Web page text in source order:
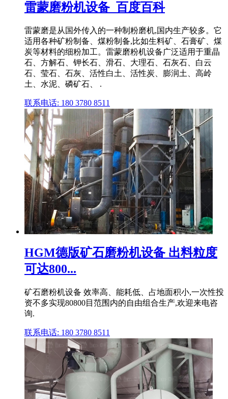
雷蒙磨粉机设备_百度百科
雷蒙磨是从国外传入的一种制粉磨机,国内生产较多。它
适用各种矿粉制备、煤粉制备,比如生料矿、石膏矿、煤
炭等材料的细粉加工。雷蒙磨粉机设备广泛适用于重晶
石、方解石、钾长石、滑石、大理石、石灰石、白云
石、莹石、石灰、活性白土、活性炭、膨润土、高岭
土、水泥、磷矿石、 .
联系电话: 180 3780 8511
HGM德版矿石磨粉机设备 出料粒度
可达800...
矿石磨粉机设备 效率高、能耗低、占地面积小,一次性投
资不多实现80800目范围内的自由组合生产,欢迎来电咨
询.
联系电话: 180 3780 8511